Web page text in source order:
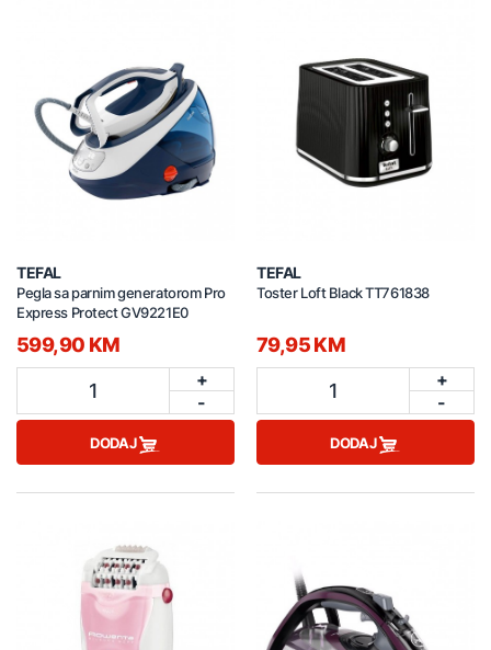
TEFAL
Pegla sa parnim generatorom Pro
Express Protect GV9221E0
599,90 KM
1
+
-
DODAJ
TEFAL
Toster Loft Black TT761838
79,95 KM
1
+
-
DODAJ